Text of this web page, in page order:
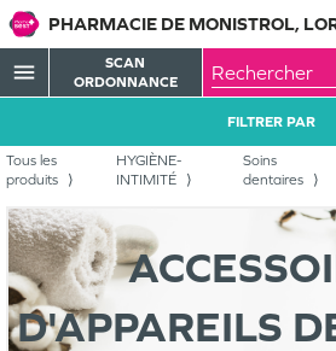
PHARMACIE DE MONISTROL,
menu
SCAN
ORDONNANCE
Tous les
produits
HYGIÈNE-
INTIMITÉ
Soins
dentaires
FILTRER PAR
D'APPAREILS